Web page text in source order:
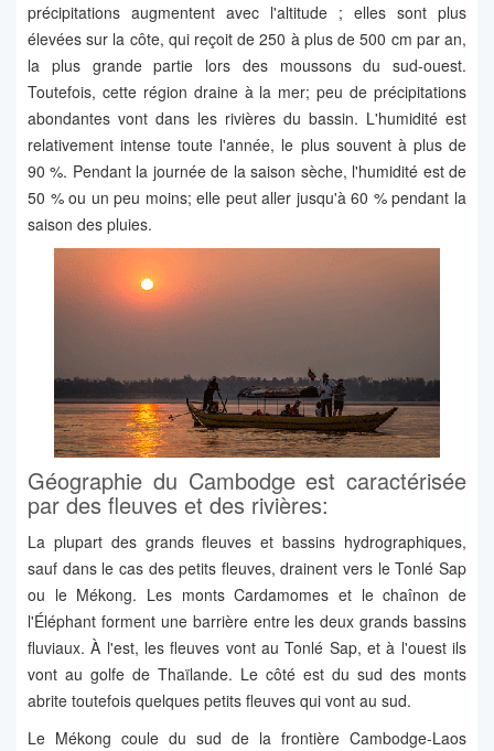
précipitations augmentent avec l'altitude ; elles sont plus
élevées sur la côte, qui reçoit de 250 à plus de 500 cm par an,
la plus grande partie lors des moussons du sud-ouest.
Toutefois, cette région draine à la mer; peu de précipitations
abondantes vont dans les rivières du bassin. L'humidité est
relativement intense toute l'année, le plus souvent à plus de
90 %. Pendant la journée de la saison sèche, l'humidité est de
50 % ou un peu moins; elle peut aller jusqu'à 60 % pendant la
saison des pluies.
Géographie du Cambodge est caractérisée
par des fleuves et des rivières:
La plupart des grands fleuves et bassins hydrographiques,
sauf dans le cas des petits fleuves, drainent vers le Tonlé Sap
ou le Mékong. Les monts Cardamomes et le chaînon de
l'Éléphant forment une barrière entre les deux grands bassins
fluviaux. À l'est, les fleuves vont au Tonlé Sap, et à l'ouest ils
vont au golfe de Thaïlande. Le côté est du sud des monts
abrite toutefois quelques petits fleuves qui vont au sud.
Le Mékong coule du sud de la frontière Cambodge-Laos